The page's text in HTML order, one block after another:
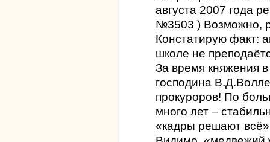
августа 2007 года
№3503 ) Возможно,
Констатирую факт:
школе не
За время княжения
господина
прокуроров! По
много лет –
«кадры решают